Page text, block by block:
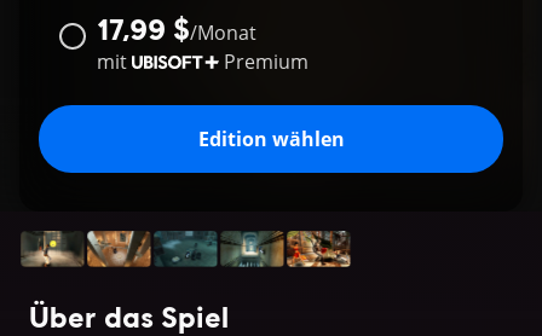
17,99 $/Monat
mit
Premium
Edition wählen
Über das Spiel